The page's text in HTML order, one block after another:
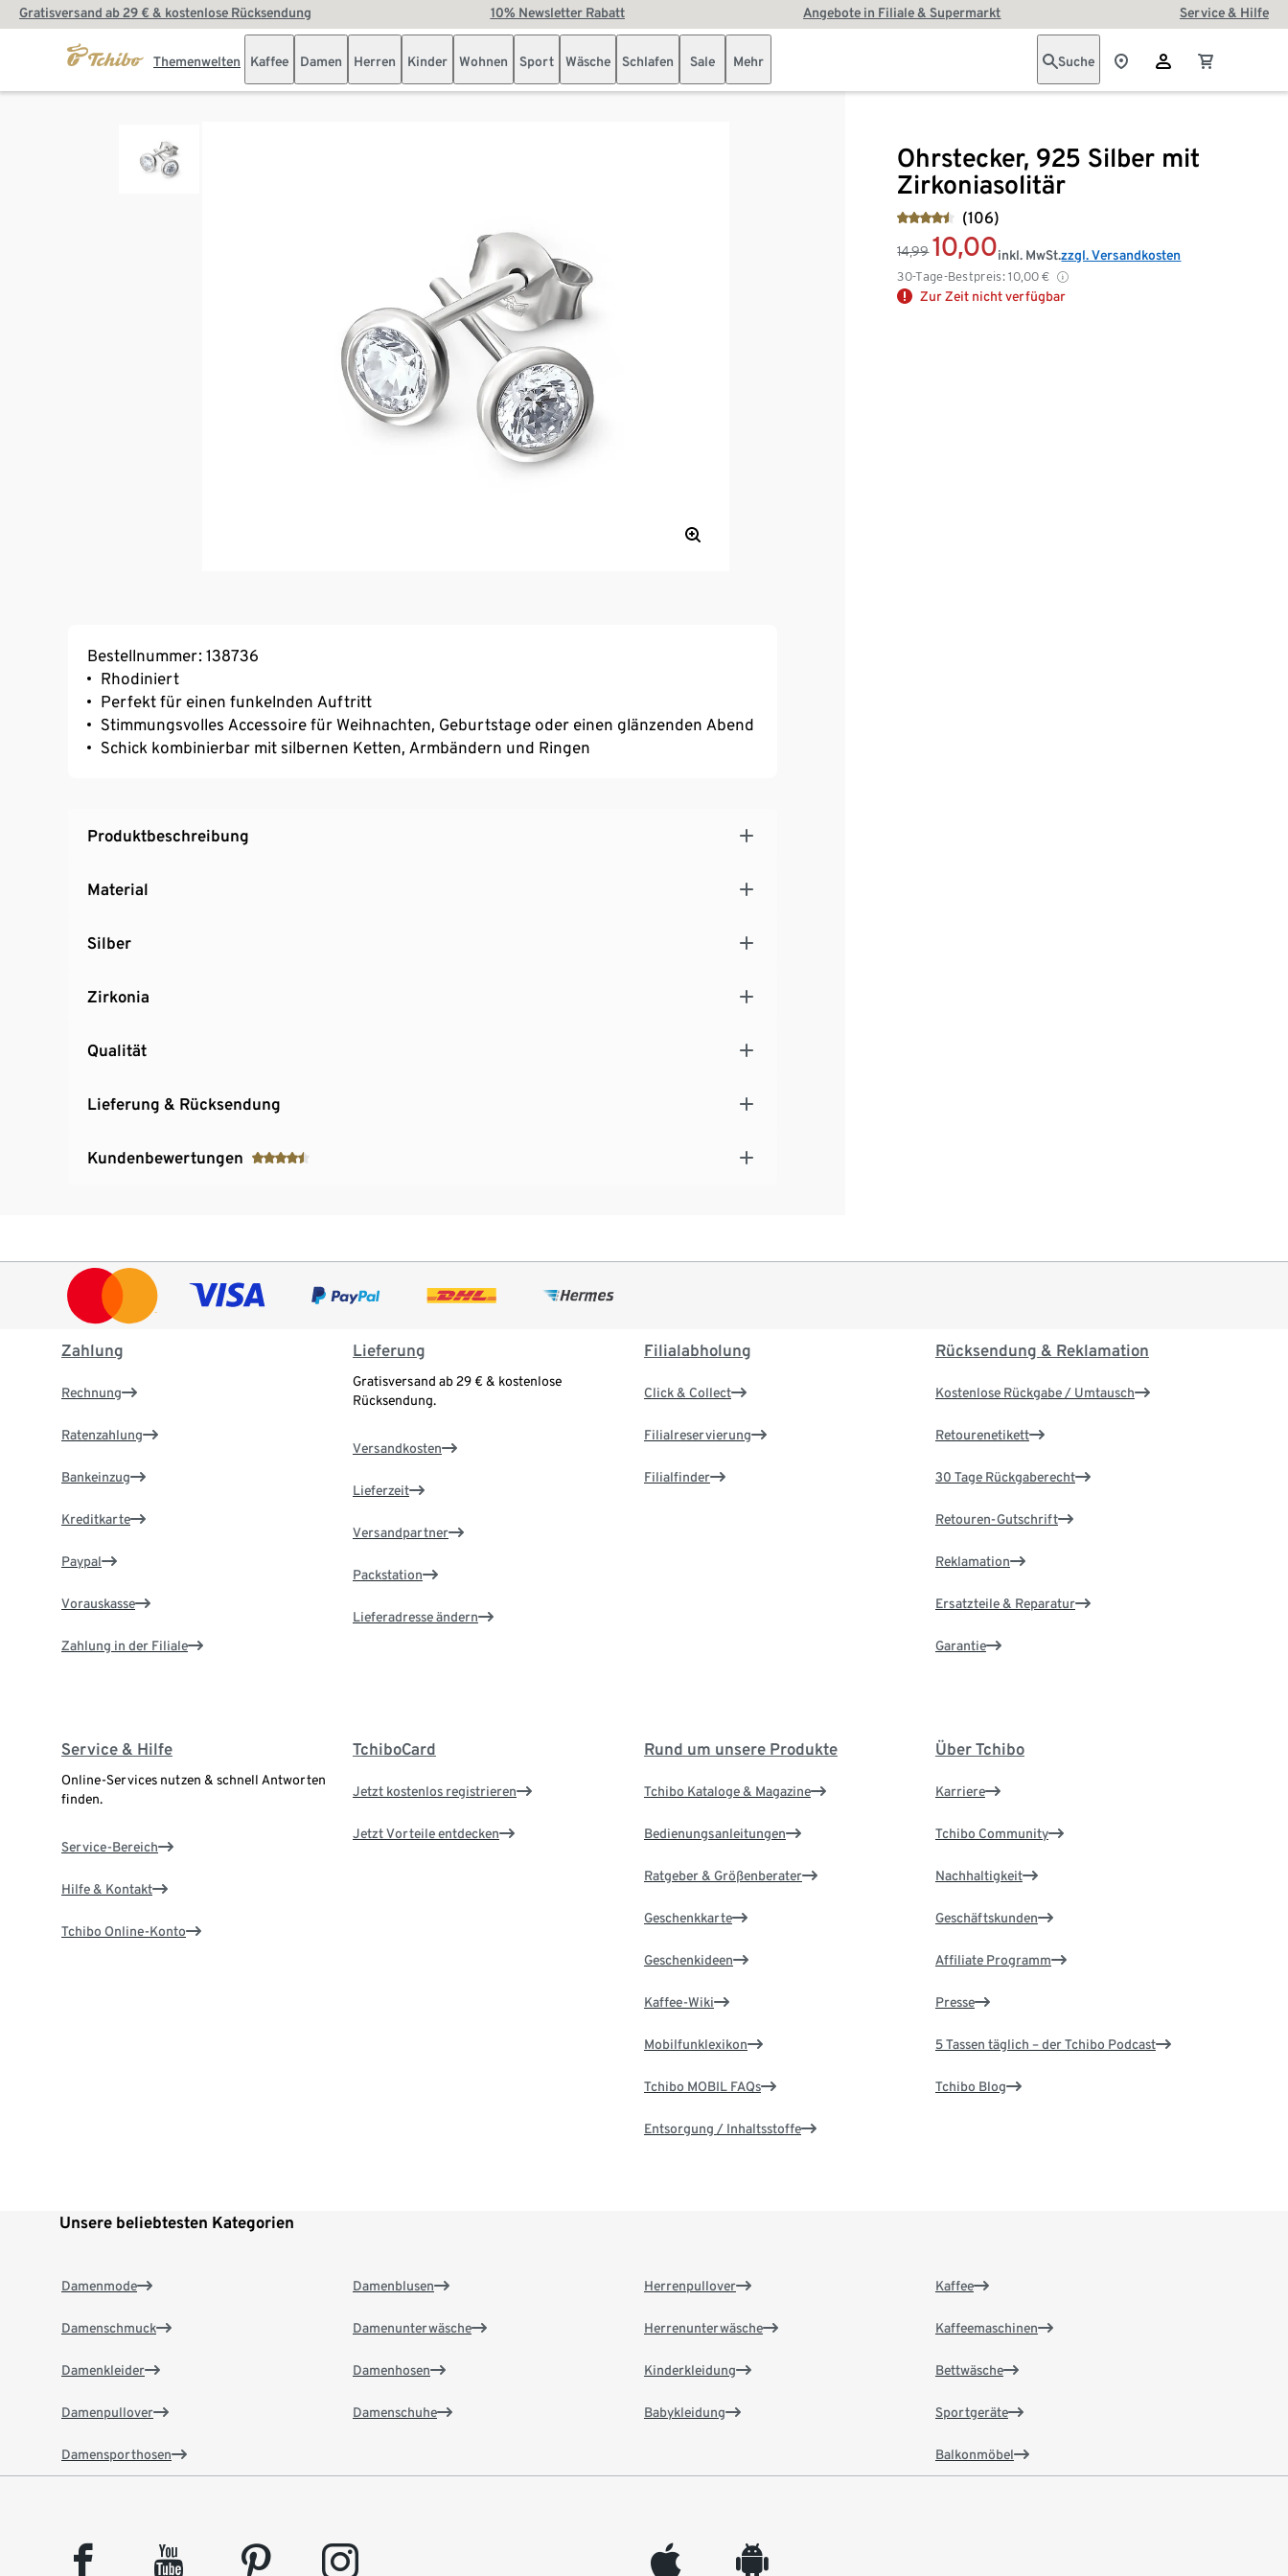
Gratisversand ab 29 € & kostenlose Rücksendung 10% Newsletter Rabatt Angebote in Filiale & Supermarkt Service & Hilfe
Themenwelten Kaffee Damen Herren Kinder Wohnen Sport Wäsche Schlafen Sale Mehr Suche
Ohrstecker, 925 Silber mit
Zirkoniasolitär
(106)
14,99 10,00
30-Tage-Bestpreis: 10,00 €
inkl. MwSt.zzgl. Versandkosten
Zur Zeit nicht verfügbar
Bestellnummer: 138736
Rhodiniert
Perfekt für einen funkelnden Auftritt
Stimmungsvolles Accessoire für Weihnachten, Geburtstage oder einen glänzenden Abend
Schick kombinierbar mit silbernen Ketten, Armbändern und Ringen
Produktbeschreibung
Material
Silber
Zirkonia
Qualität
Lieferung & Rücksendung
Kundenbewertungen
Zahlung
Rechnung
Ratenzahlung
Bankeinzug
Kreditkarte
Paypal
Vorauskasse
Zahlung in der Filiale
Lieferung
Gratisversand ab 29 € & kostenlose
Rücksendung.
Versandkosten
Lieferzeit
Versandpartner
Packstation
Lieferadresse ändern
Filialabholung
Click & Collect
Filialreservierung
Filialfinder
Rücksendung & Reklamation
Kostenlose Rückgabe / Umtausch
Retourenetikett
30 Tage Rückgaberecht
Retouren-Gutschrift
Reklamation
Ersatzteile & Reparatur
Garantie
Service & Hilfe
Online-Services nutzen & schnell Antworten
finden.
Service-Bereich
Hilfe & Kontakt
Tchibo Online-Konto
TchiboCard
Jetzt kostenlos registrieren
Jetzt Vorteile entdecken
Rund um unsere Produkte
Tchibo Kataloge & Magazine
Bedienungsanleitungen
Ratgeber & Größenberater
Geschenkkarte
Geschenkideen
Kaffee-Wiki
Mobilfunklexikon
Tchibo MOBIL FAQs
Entsorgung / Inhaltsstoffe
Über Tchibo
Karriere
Tchibo Community
Nachhaltigkeit
Geschäftskunden
Affiliate Programm
Presse
5 Tassen täglich – der Tchibo Podcast
Tchibo Blog
Unsere beliebtesten Kategorien
Damenmode
Damenschmuck
Damenkleider
Damenpullover
Damensporthosen
Damenblusen
Damenunterwäsche
Damenhosen
Damenschuhe
Herrenpullover
Herrenunterwäsche
Kinderkleidung
Babykleidung
Kaffee
Kaffeemaschinen
Bettwäsche
Sportgeräte
Balkonmöbel
facebook youtube pinterest instagram appleinc android